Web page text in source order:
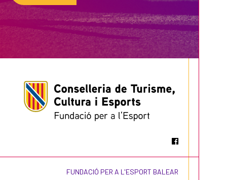
FUNDACIÓ PER A L'ESPORT BALEAR